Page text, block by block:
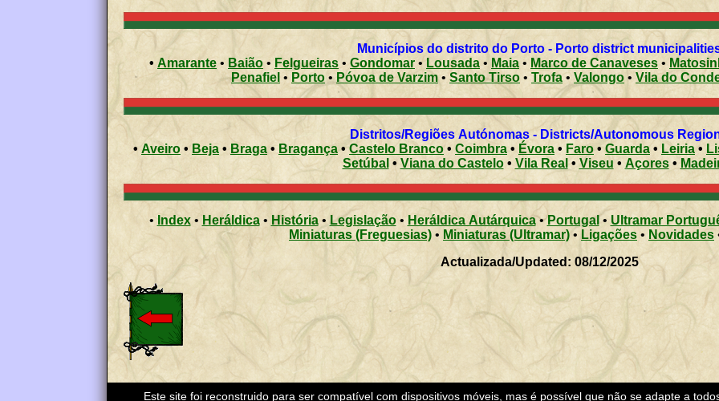
Municípios do distrito do Porto - Porto district
• Amarante • Baião • Felgueiras • Gondomar • Lousada • Maia • Marco de Canaveses •
Penafiel • Porto • Póvoa de Varzim• Santo Tirso • Trofa• Valongo • Vila do
Distritos/Regiões Autónomas - Districts/Autonomous
• Aveiro • Beja • Braga • Bragança •Castelo Branco • Coimbra• Évora • Faro •Guarda • Leiria •
Setúbal • Viana do Castelo• Vila Real • Viseu• Açores •
• Index•Heráldica• História • Legislação • Heráldica Autárquica•Portugal• Ultramar
Miniaturas (Freguesias) • Miniaturas (Ultramar) • Ligações • Novidades
Actualizada/Updated: 08/12/2025
Este site foi reconstruido para ser compatível com dispositivos móveis, mas é possível que não se adapte a